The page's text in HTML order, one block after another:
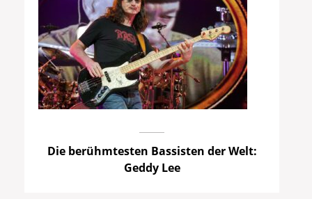
Die berühmtesten Bassisten der Welt:
Geddy Lee